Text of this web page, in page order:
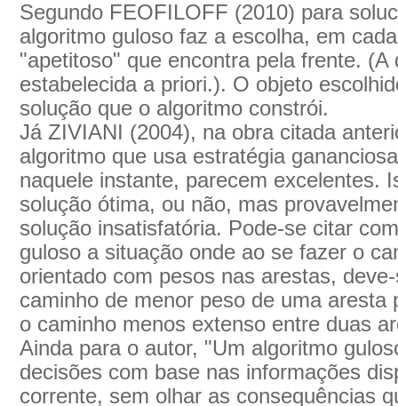
Segundo FEOFILOFF (2010) para
algoritmo guloso faz a escolha, em
"apetitoso" que encontra pela frente.
estabelecida a priori.). O objeto
solução que o algoritmo constrói.
Já ZIVIANI (2004), na obra citada
algoritmo que usa estratégia
naquele instante, parecem excelentes.
solução ótima, ou não, mas
solução insatisfatória. Pode-se citar
guloso a situação onde ao se fazer o
orientado com pesos nas arestas,
caminho de menor peso de uma
o caminho menos extenso entre duas
Ainda para o autor, "Um algoritmo
decisões com base nas informações
corrente, sem olhar as consequências